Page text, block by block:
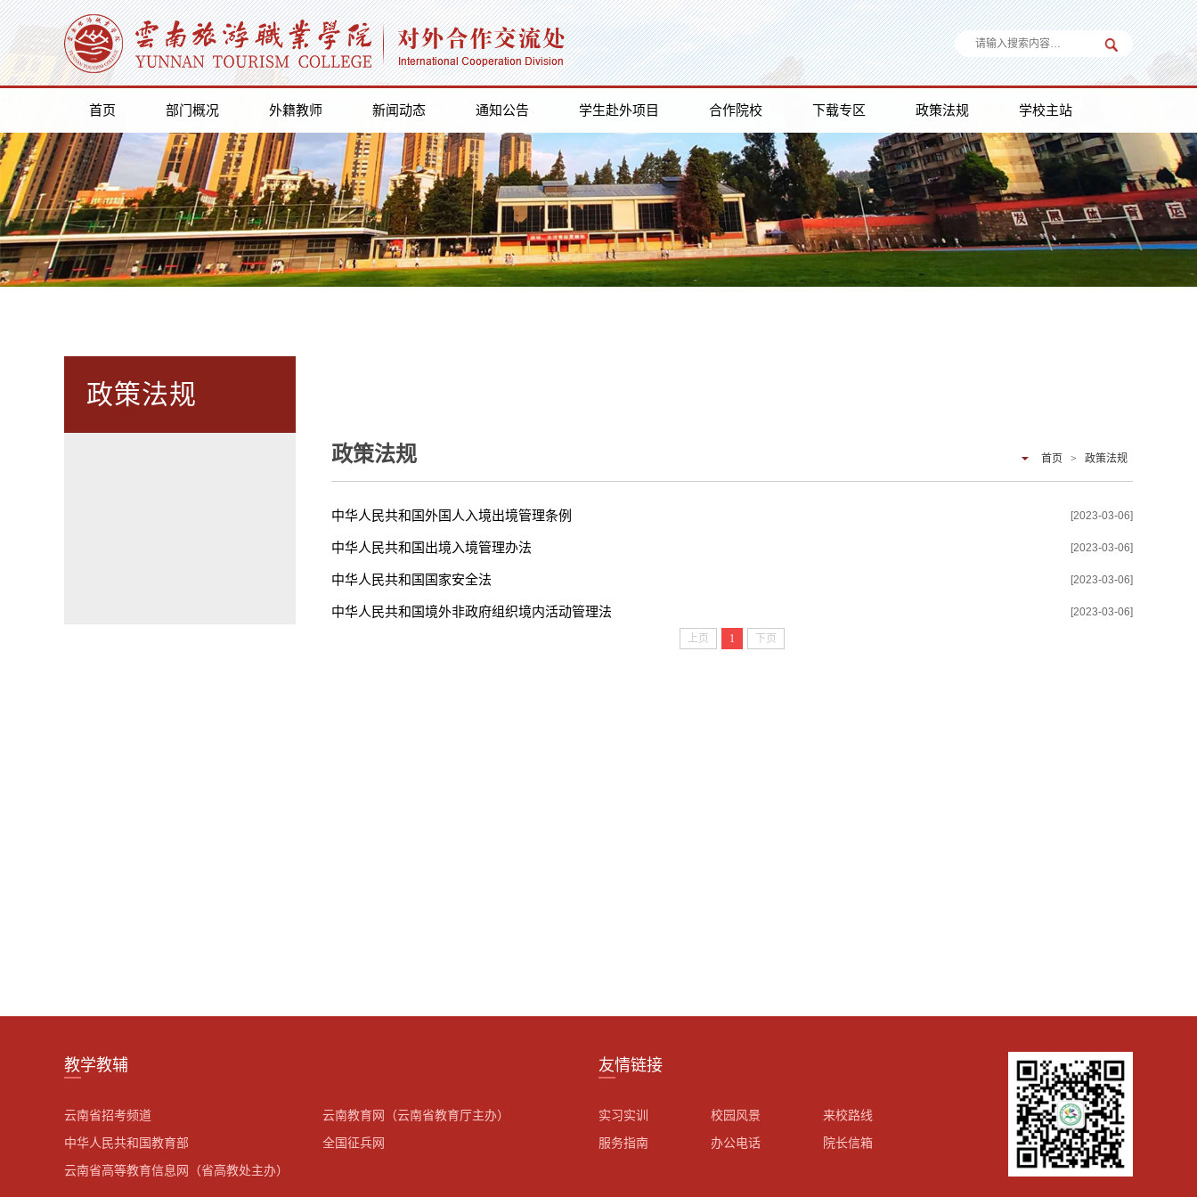
首页 部门概况 外籍教师 新闻动态 通知公告 学生赴外项目 合作院校 下载专区 政策法规 学校主站
政策法规
政策法规 首页 > 政策法规
中华人民共和国外国人入境出境管理条例 [2023-03-06]
中华人民共和国出境入境管理办法 [2023-03-06]
中华人民共和国国家安全法 [2023-03-06]
中华人民共和国境外非政府组织境内活动管理法 [2023-03-06]
上页 1 下页
教学教辅
云南省招考频道
云南教育网（云南省教育厅主办）
中华人民共和国教育部
全国征兵网
云南省高等教育信息网（省高教处主办）
友情链接
实习实训 校园风景
来校路线
服务指南
办公电话 院长信箱